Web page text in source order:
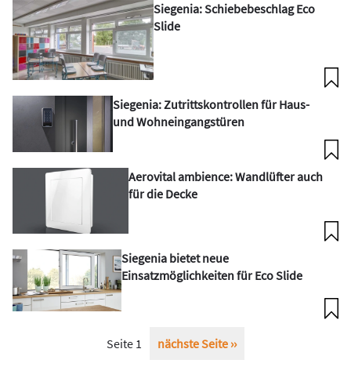
Siegenia: Schiebebeschlag Eco
Slide
Siegenia: Zutrittskontrollen für Haus-
und Wohneingangstüren
Aerovital ambience: Wandlüfter auch
für die Decke
Siegenia bietet neue
Einsatzmöglichkeiten für Eco Slide
SeitennummerierungSeite 1
Nächste
nächste Seite ››